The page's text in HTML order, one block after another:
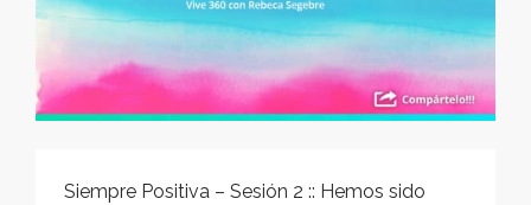
Siempre Positiva – Sesión 2 :: Hemos sido